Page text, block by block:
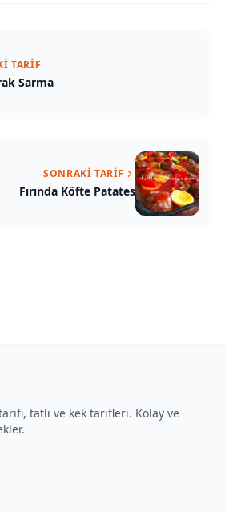
TARIF
Sarma
SONRAKI TARIF
Fırında Köfte Patates
tatlı ve kek tarifleri. Kolay ve